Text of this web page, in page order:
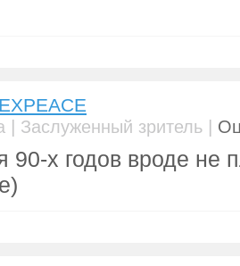
| Заслуженный зритель |
90-х годов вроде не